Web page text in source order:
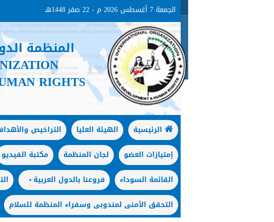
الجمعة 7 أغسطس 2026 م - 22 صفر 1448هـ
المنظمة
RIGHTS
الرئيسية الهيئة العليا التراخيص
إمتيازات العضو
لجان المنظمة مكتبة الفيديو
القائمة السوداء
فروعنا بالدول العربية
التحقق الأمنى لمندوبى وسفراء المنظمة للسلام